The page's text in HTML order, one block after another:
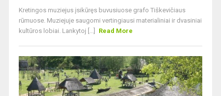
Kretingos muziejus įsikūręs buvusiuose grafo Tiškevičiaus
rūmuose. Muziejuje saugomi vertingiausi materialiniai ir dvasiniai
kultūros lobiai. Lankytoj [...]
Read More